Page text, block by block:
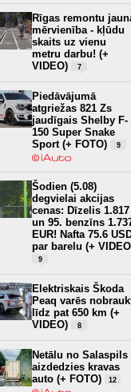
Rīgas remontu
mērvienība - kļūdu
skaits uz vienu
metru darbu! (+
VIDEO)
7
Piedāvājumā
atgriežas 821 Zs
jaudīgais Shelby F-
150 Super Snake
Sport (+ FOTO)
9
Šodien (5.08)
degvielai akcijas
cenas: Dīzelis 1.817
un 95. benzīns
EUR! Nafta 75.6
par barelu (+
9
Elektriskais Škoda
Peaq varēs
līdz pat 650 km (+
VIDEO)
8
Netālu no Salaspils
aizdedzies kravas
auto (+ FOTO)
12